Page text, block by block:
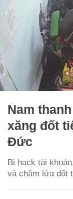
Nam
xăng đốt
Đức
Bị hack tài
và châm lửa đốt